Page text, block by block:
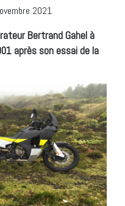
2021
Bertrand Gahel à
après son essai de la